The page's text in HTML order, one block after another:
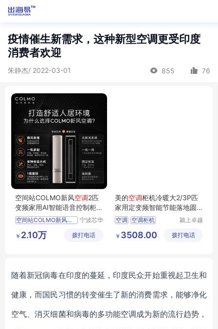
疫情催生新需求，这种新型空调更受印度
消费者欢迎
朱静杰/ 2022-03-01 855 76
空间站COLMO新风空调2匹
变频家用AI智能语音控制柜挂
两用
空间站COLMO新风空调
宁波芯华
有限公司
￥ 2.10万 拨打电话
美的空调柜机冷暖大2/3P匹
家用定变频智能节能落地圆
柱式立式客厅
空调
空调柜机
颍上卓越
有限公司
￥ 3508.00 拨打电话
随着新冠病毒在印度的蔓延，印度民众开始重视起卫生和
健康，而国民习惯的转变催生了新的消费需求，能够净化
空气、消灭细菌和病毒的多功能空调成为新的流行趋势，